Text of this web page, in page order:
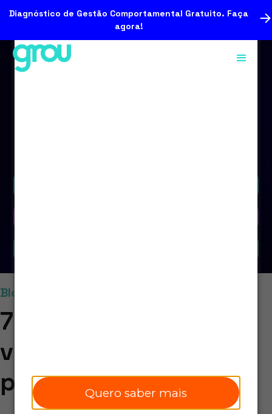
Quero saber mais
Diagnóstico de Gestão Comportamental Gratuito. Faça
agora!
Blog
7 soft skills para
valorizar no pós-
pandemia